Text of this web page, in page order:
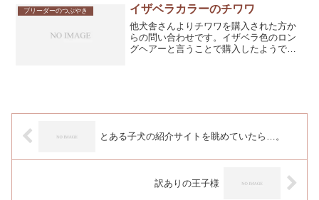
れると思い...
ブリーダーのつぶやき イザベラカラーのチワワ
他犬舎さんよりチワワを購入された方か
らの問い合わせです。イザベラ色のロン
グヘアーと言うことで購入したようで
とある子犬の紹介サイトを眺めていたら…。￼
訳ありの王子様